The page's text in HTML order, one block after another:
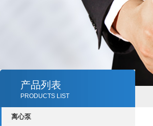
产品列表
PRODUCTS LIST
离心泵